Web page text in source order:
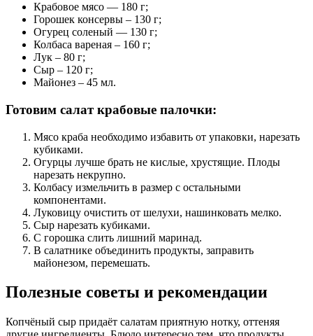
Крабовое мясо — 180 г;
Горошек консервы – 130 г;
Огурец соленый — 130 г;
Колбаса вареная – 160 г;
Лук – 80 г;
Сыр – 120 г;
Майонез – 45 мл.
Готовим салат крабовые палочки:
Мясо краба необходимо избавить от упаковки, нарезать
кубиками.
Огурцы лучше брать не кислые, хрустящие. Плоды
нарезать некрупно.
Колбасу измельчить в размер с остальными
компонентами.
Луковицу очистить от шелухи, нашинковать мелко.
Сыр нарезать кубиками.
С горошка слить лишний маринад.
В салатнике объединить продукты, заправить
майонезом, перемешать.
Полезные советы и рекомендации
Копчёный сыр придаёт салатам приятную нотку, оттеняя